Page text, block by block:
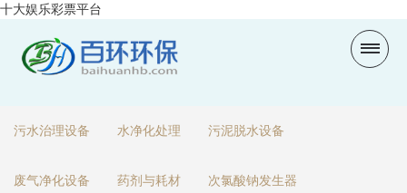
十大娱乐彩票平台
污水治理设备 水净化处理 污泥脱水设备
废气净化设备 药剂与耗材 次氯酸钠发生器